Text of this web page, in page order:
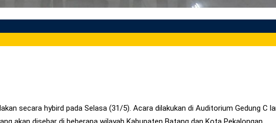
secara hybird pada Selasa (31/5). Acara dilakukan di Auditorium Gedung C